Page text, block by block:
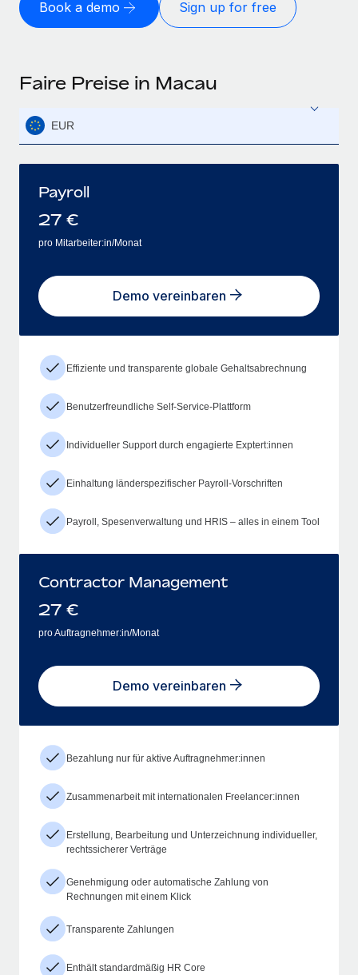
Book a demo Sign up for free
Faire Preise in Macau
EUR
Payroll
27 €
pro Mitarbeiter:in/Monat
Demo vereinbaren
Effiziente und transparente globale Gehaltsabrechnung
Benutzerfreundliche Self-Service-Plattform
Individueller Support durch engagierte Exptert:innen
Einhaltung länderspezifischer Payroll-Vorschriften
Payroll, Spesenverwaltung und HRIS – alles in einem Tool
Contractor Management
27 €
pro Auftragnehmer:in/Monat
Demo vereinbaren
Bezahlung nur für aktive Auftragnehmer:innen
Zusammenarbeit mit internationalen Freelancer:innen
Erstellung, Bearbeitung und Unterzeichnung individueller,
rechtssicherer Verträge
Genehmigung oder automatische Zahlung von
Rechnungen mit einem Klick
Transparente Zahlungen
Enthält standardmäßig HR Core